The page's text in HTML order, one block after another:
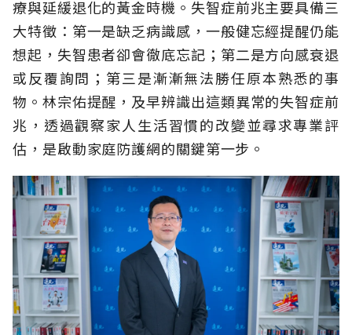
療與延緩退化的黃金時機。失智症前兆主要具備三
大特徵：第一是缺乏病識感，一般健忘經提醒仍能
想起，失智患者卻會徹底忘記；第二是方向感衰退
或反覆詢問；第三是漸漸無法勝任原本熟悉的事
物。林宗佑提醒，及早辨識出這類異常的失智症前
兆，透過觀察家人生活習慣的改變並尋求專業評
估，是啟動家庭防護網的關鍵第一步。